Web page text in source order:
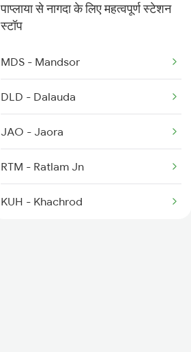
2460 Indb Ju Sup Spl
2903 Mmct Asr Spl
2904 Goldn Temple Spl
2925 Bdts Asr Spl
2926 Paschim Exp Spl
पाप्लाया से नागदा के लिए महत्वपूर्ण स्टेशन
स्टॉप
MDS - Mandsor
DLD - Dalauda
JAO - Jaora
RTM - Ratlam Jn
KUH - Khachrod